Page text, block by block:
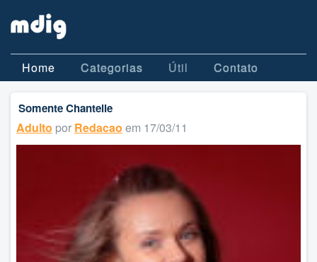
Home Categorias Útil Contato
Somente Chantelle
Adulto por Redacao em 17/03/11